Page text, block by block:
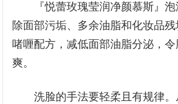
『悦蕾玫瑰莹润净颜慕斯』泡
除面部污垢、多余油脂和化妆品
啫喱配方，减低面部油脂分泌，
爽。
洗脸的手法要轻柔且有规律。